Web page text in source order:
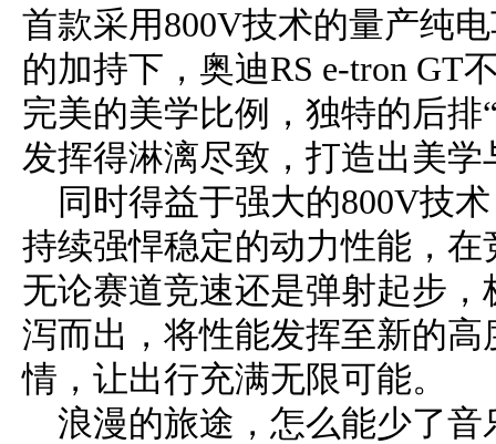
首款采用800V技术的量产纯
的加持下，奥迪RS e-tron GT
完美的美学比例，独特的后
发挥得淋漓尽致，打造出美
同时得益于强大的800V技
持续强悍稳定的动力性能，
无论赛道竞速还是弹射起步
泻而出，将性能发挥至新的
情，让出行充满无限可能。
浪漫的旅途，怎么能少了音